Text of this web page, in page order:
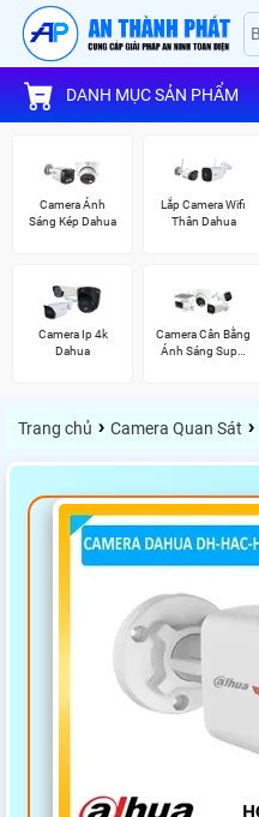
DANH MỤC SẢN PHẨM
Camera Ánh
Sáng Kép Dahua
Lắp Camera Wifi
Thân Dahua
Camera Ip 4k
Dahua
Camera Cân Bằng
Ánh Sáng Super
Trang chủ › Camera Quan Sát ›